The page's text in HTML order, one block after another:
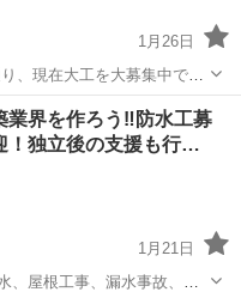
1月26日
未経験
業界を作ろう‼️防水工募
！独立後の支援も行…
1月21日
屋根工事、漏水事故、台